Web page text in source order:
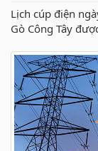
Lịch cúp điện
Gò Công Tây